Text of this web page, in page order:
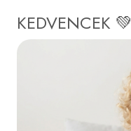
KEDVENCEK 💚